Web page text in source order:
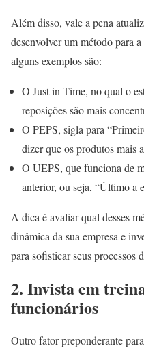
Além disso, vale a pena
desenvolver um método para
alguns exemplos são:
O Just in Time, no qual o
reposições são mais
O PEPS, sigla para
dizer que os produtos mais
O UEPS, que funciona de
anterior, ou seja, “Último a
A dica é avaliar qual desses
dinâmica da sua empresa e
para sofisticar seus processos
2. Invista em
funcionários
Outro fator preponderante